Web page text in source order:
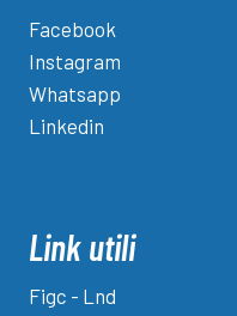
Facebook
Instagram
Whatsapp
Linkedin
Link utili
Figc - Lnd